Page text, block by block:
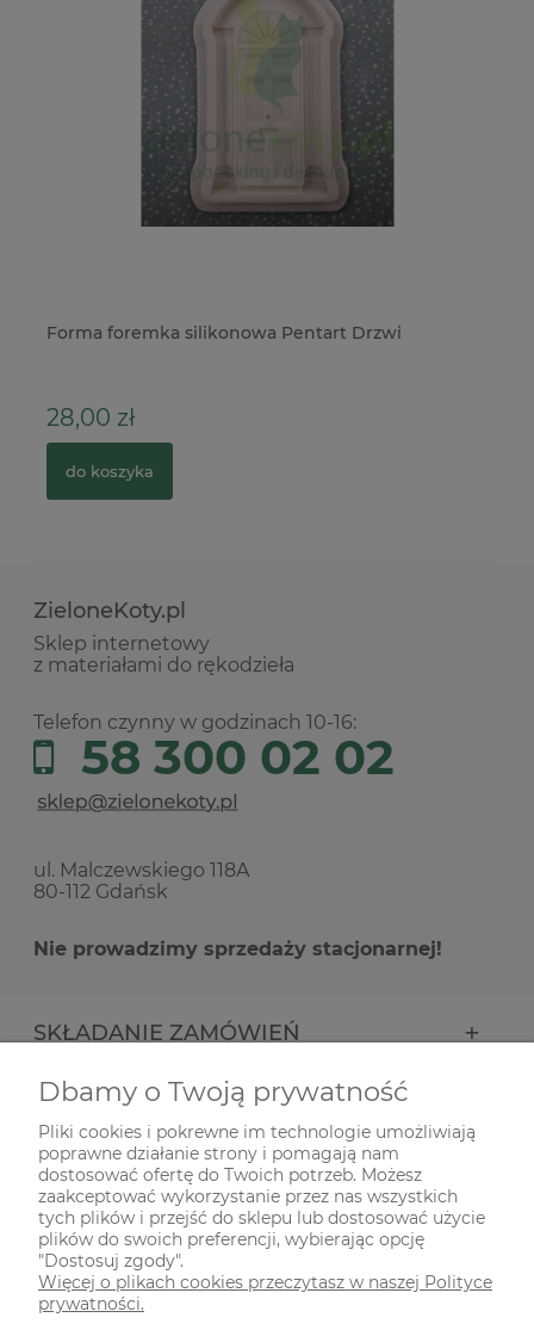
Forma foremka silikonowa Pentart Drzwi
28,00 zł
do koszyka
ZieloneKoty.pl
Sklep internetowy
z materiałami do rękodzieła
Telefon czynny w godzinach 10-16:
58 300 02 02
ul. Malczewskiego 118A
80-112 Gdańsk
Nie prowadzimy sprzedaży stacjonarnej!
SKŁADANIE ZAMÓWIEŃ
INFORMACJE
ODWIEDŹ NAS NA
Dbamy o Twoją prywatność
Pliki cookies i pokrewne im technologie umożliwiają
poprawne działanie strony i pomagają nam
dostosować ofertę do Twoich potrzeb. Możesz
zaakceptować wykorzystanie przez nas wszystkich
tych plików i przejść do sklepu lub dostosować użycie
plików do swoich preferencji, wybierając opcję
"Dostosuj zgody".
Więcej o plikach cookies przeczytasz w naszej Polityce
prywatności.